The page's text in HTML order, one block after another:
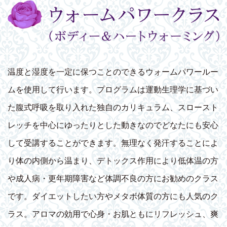
温度と湿度を一定に保つことのできるウォームパワールー
ムを使用して行います。プログラムは運動生理学に基づい
た腹式呼吸を取り入れた独自のカリキュラム、スロースト
レッチを中心にゆったりとした動きなのでどなたにも安心
して受講することができます。無理なく発汗することによ
り体の内側から温まり、デトックス作用により低体温の方
や成人病・更年期障害など体調不良の方にお勧めのクラス
です。ダイエットしたい方やメタボ体質の方にも人気のク
ラス。アロマの効用で心身・お肌ともにリフレッシュ、爽